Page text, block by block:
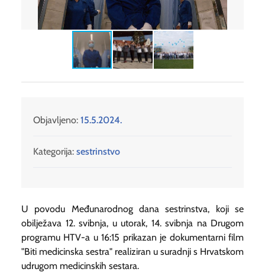
Objavljeno: 15.5.2024.
Kategorija: sestrinstvo
U povodu Međunarodnog dana sestrinstva, koji se
obilježava 12. svibnja, u utorak, 14. svibnja na Drugom
programu HTV-a u 16:15 prikazan je dokumentarni film
"Biti medicinska sestra" realiziran u suradnji s Hrvatskom
udrugom medicinskih sestara.